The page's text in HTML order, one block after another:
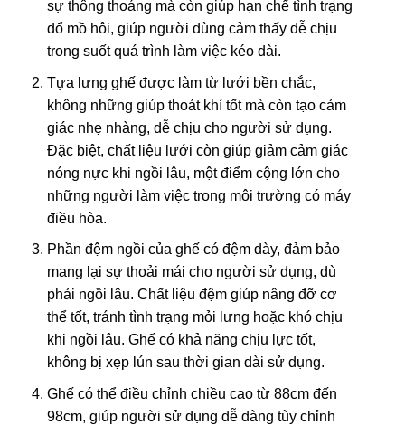
sự thông thoáng mà còn giúp hạn chế tình trạng
đổ mồ hôi, giúp người dùng cảm thấy dễ chịu
trong suốt quá trình làm việc kéo dài.
Tựa lưng ghế được làm từ lưới bền chắc,
không những giúp thoát khí tốt mà còn tạo cảm
giác nhẹ nhàng, dễ chịu cho người sử dụng.
Đặc biệt, chất liệu lưới còn giúp giảm cảm giác
nóng nực khi ngồi lâu, một điểm cộng lớn cho
những người làm việc trong môi trường có máy
điều hòa.
Phần đệm ngồi của ghế có đệm dày, đảm bảo
mang lại sự thoải mái cho người sử dụng, dù
phải ngồi lâu. Chất liệu đệm giúp nâng đỡ cơ
thể tốt, tránh tình trạng mỏi lưng hoặc khó chịu
khi ngồi lâu. Ghế có khả năng chịu lực tốt,
không bị xẹp lún sau thời gian dài sử dụng.
Ghế có thể điều chỉnh chiều cao từ 88cm đến
98cm, giúp người sử dụng dễ dàng tùy chỉnh